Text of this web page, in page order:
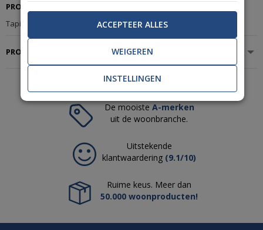
PRODUCTBESCHRIJVING
Tapijt Nouwens-Bogaers Magic 23650
PRODUCTSPECIFICATIES
De mooisteA-merken
uit de woonbranche.
Uitstekende
klantwaardering (9.1/10)
Ruime keus. Meer dan
50.000 woonproducten!
ACCEPTEER ALLES
WEIGEREN
INSTELLINGEN